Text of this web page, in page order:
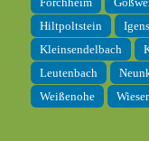
Hiltpoltstein
Kleinsendelbach
Leutenbach
Weißenohe